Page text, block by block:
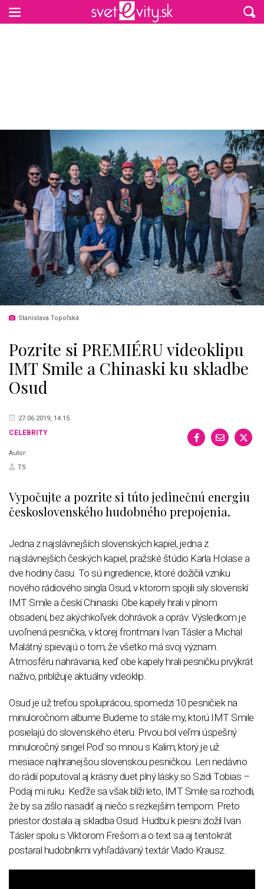
Stanislava Topoľská
Pozrite si PREMIÉRU videoklipu
IMT Smile a Chinaski ku skladbe
Osud
27.06.2019, 14:15
CELEBRITY
Autor:
TS
Vypočujte a pozrite si túto jedinečnú energiu
československého hudobného prepojenia.
Jedna z najslávnejších slovenských kapiel, jedna z
najslávnejších českých kapiel, pražské štúdio Karla Holase a
dve hodiny času. To sú ingrediencie, ktoré dožičili vzniku
nového rádiového singla Osud, v ktorom spojili sily slovenskí
IMT Smile a českí Chinaski. Obe kapely hrali v plnom
obsadení, bez akýchkoľvek dohrávok a opráv. Výsledkom je
uvoľnená pesnička, v ktorej frontmani Ivan Tásler a Michal
Malátný spievajú o tom, že všetko má svoj význam.
Atmosféru nahrávania, keď obe kapely hrali pesničku prvýkrát
naživo, približuje aktuálny videoklip.
Osud je už treťou spoluprácou, spomedzi 10 pesničiek na
minuloročnom albume Budeme to stále my, ktorú IMT Smile
posielajú do slovenského éteru. Prvou bol veľmi úspešný
minuloročný singel Poď so mnou s Kalim, ktorý je už
mesiace najhranejšou slovenskou pesničkou. Len nedávno
do rádií poputoval aj krásny duet plný lásky so Szidi Tobias –
Podaj mi ruku. Keďže sa však blíži leto, IMT Smile sa rozhodli,
že by sa zišlo nasadiť aj niečo s rezkejším tempom. Preto
priestor dostala aj skladba Osud. Hudbu k piesni zložil Ivan
Tásler spolu s Viktorom Frešom a o text sa aj tentokrát
postaral hudobníkmi vyhľadávaný textár Vlado Krausz.